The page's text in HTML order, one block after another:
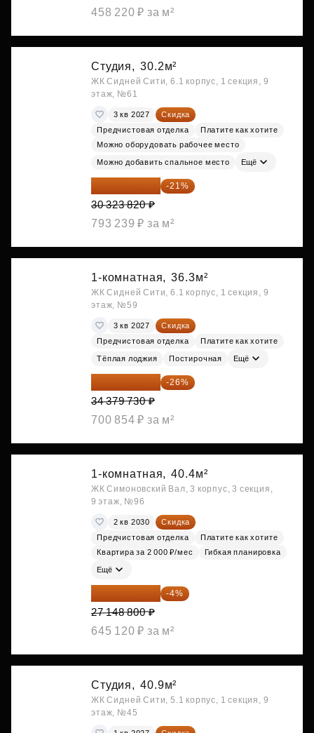
458 220 ₽ за м²
Студия, 30.2м²
ЖК Сидней Сити, 6.1 корпус, 1 секция, 9
этаж, №61
3 кв 2027
Скидка
Предчистовая отделка
Платите как хотите
Можно оборудовать рабочее место
Можно добавить спальное место Ещё
23 955 818 ₽ -21%
30 323 820 ₽
793 239 ₽ за м²
1-комнатная, 36.3м²
ЖК Сидней Сити, 6.1 корпус, 1 секция, 9
этаж, №59
3 кв 2027
Скидка
Предчистовая отделка
Платите как хотите
Тёплая лоджия Постирочная Ещё
25 441 000 ₽ -26%
34 379 730 ₽
700 854 ₽ за м²
1-комнатная, 40.4м²
ЖК Симоновский Вал, 3 корпус, 3 секция,
9 этаж, №96
2 кв 2030
Скидка
Предчистовая отделка
Платите как хотите
Квартира за 2 000 ₽/мес
Гибкая планировка
Ещё
26 062 848 ₽ -4%
27 148 800 ₽
645 120 ₽ за м²
Студия, 40.9м²
ЖК Сидней Сити, 5.1 корпус, 1 секция, 9
этаж, №45